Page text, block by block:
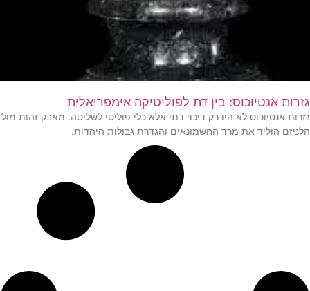
גזרות אנטיוכוס: בין דת לפוליטיקה אימפריאלית
גזרות אנטיוכוס לא היו רק דיכוי דתי אלא כלי פוליטי לשליטה. מאבק זהות מול
הלניזם הוליד את מרד החשמונאים והגדרת גבולות היהדות.